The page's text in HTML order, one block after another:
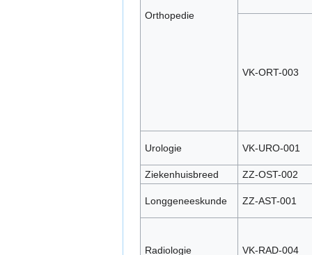
Orthopedie
VK-ORT-003
Urologie VK-URO-001
Ziekenhuisbreed ZZ-OST-002
Longgeneeskunde ZZ-AST-001
Radiologie VK-RAD-004